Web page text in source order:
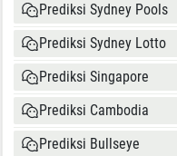
Prediksi Sydney Pools
Prediksi Sydney Lotto
Prediksi Singapore
Prediksi Cambodia
Prediksi Bullseye